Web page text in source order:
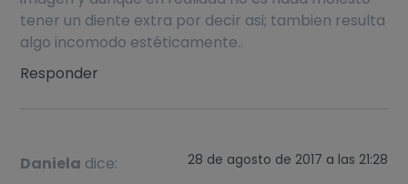
tener un diente extra por decir asi; tambien resulta
algo incomodo estéticamente..
Responder
Daniela dice: 28 de agosto de 2017 a las 21:28